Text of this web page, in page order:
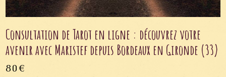
Consultation de Tarot en ligne : découvrez votre
avenir avec Maristef depuis Bordeaux en Gironde (33)
80€